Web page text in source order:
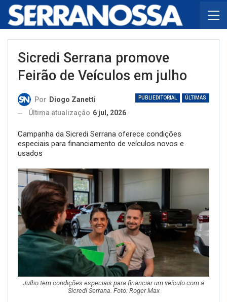
Sicredi Serrana promove
Feirão de Veículos em julho
PUBLIEDITORIAL ÚLTIMAS
Por Diogo Zanetti
Última atualização 6 jul, 2026
Campanha da Sicredi Serrana oferece condições
especiais para financiamento de veículos novos e
usados
Julho tem condições especiais para financiar um veículo com a
Sicredi Serrana. Foto: Roger Max